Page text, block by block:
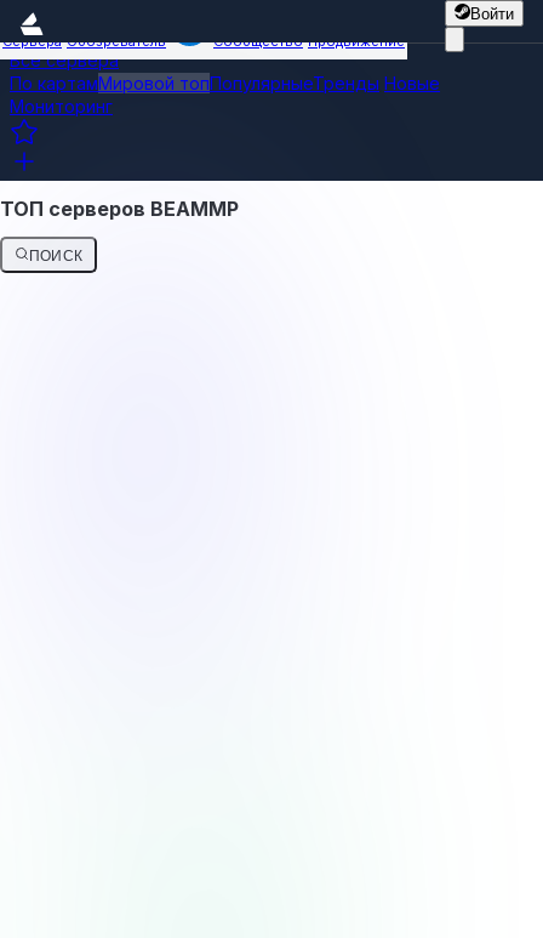
Войти
Сервера Обозреватель Сообщество Продвижение
Все сервера
По картамМировой топПопулярныеТренды Новые
Мониторинг
ТОП серверов BEAMMP
ПОИСК